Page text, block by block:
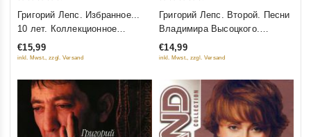
out
5
Григорий Лепс. Избранное...
10 лет. Коллекционное
издание (Подарочное издание)
(2 CD)
€15,99
inkl. Mwst., zzgl. Versand
out
5
Григорий Лепс. Второй. Песни
Владимира Высоцкого.
Коллекционное издание
(Подарочное издание)
€14,99
inkl. Mwst., zzgl. Versand